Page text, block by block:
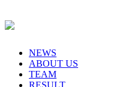
to
NEWS
ABOUT US
TEAM
RESULT